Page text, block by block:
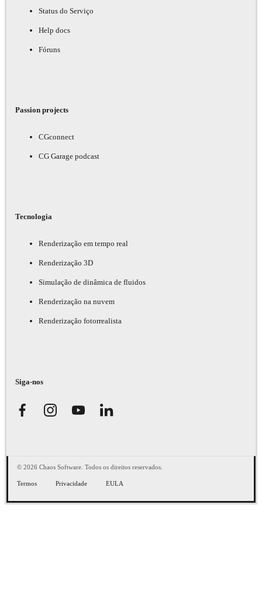
Status do Serviço
Help docs
Fóruns
Passion projects
CGconnect
CG Garage podcast
Tecnologia
Renderização em tempo real
Renderização 3D
Simulação de dinâmica de fluidos
Renderização na nuvem
Renderização fotorrealista
Siga-nos
© 2026 Chaos Software. Todos os direitos reservados.
Termos Privacidade EULA